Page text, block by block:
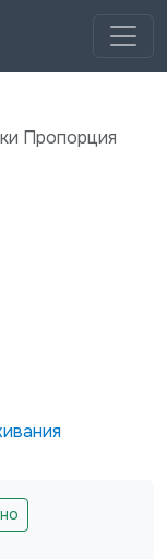
Пропорция